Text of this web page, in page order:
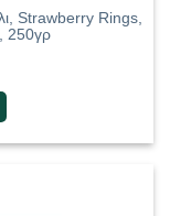
Strawberry Rings,
250γρ